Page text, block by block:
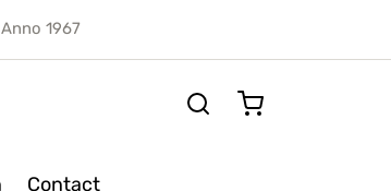
Anno 1967
Contact